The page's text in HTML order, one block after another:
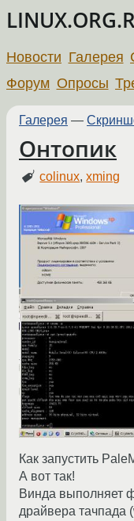
Новости Галерея
Форум Опросы
Галерея —
Онтопик
colinux,xming
Как запустить
А вот так!
Винда выполняет
драйвера тачпада